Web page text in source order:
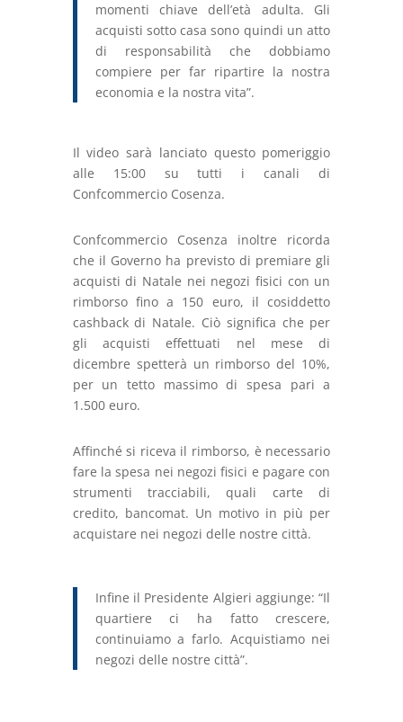
momenti chiave dell’età adulta. Gli
acquisti sotto casa sono quindi un atto
di responsabilità che dobbiamo
compiere per far ripartire la nostra
economia e la nostra vita”.
Il video sarà lanciato questo pomeriggio
alle 15:00 su tutti i canali di
Confcommercio Cosenza.
Confcommercio Cosenza inoltre ricorda
che il Governo ha previsto di premiare gli
acquisti di Natale nei negozi fisici con un
rimborso fino a 150 euro, il cosiddetto
cashback di Natale. Ciò significa che per
gli acquisti effettuati nel mese di
dicembre spetterà un rimborso del 10%,
per un tetto massimo di spesa pari a
1.500 euro.
Affinché si riceva il rimborso, è necessario
fare la spesa nei negozi fisici e pagare con
strumenti tracciabili, quali carte di
credito, bancomat. Un motivo in più per
acquistare nei negozi delle nostre città.
Infine il Presidente Algieri aggiunge: “Il
quartiere ci ha fatto crescere,
continuiamo a farlo. Acquistiamo nei
negozi delle nostre città”.